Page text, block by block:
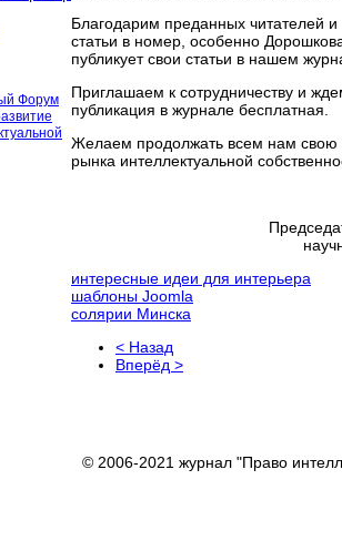
Благодарим преданных читателей
статьи в номер, особенно
публикует свои статьи в нашем
Приглашаем к сотрудничеству и
публикация в журнале бесплатная.
Желаем продолжать всем нам свою
рынка интеллектуальной
интересные идеи для интерьера
шаблоны Joomla
солярии Минска
< Назад
Вперёд >
© 2006-2021 журнал "Право